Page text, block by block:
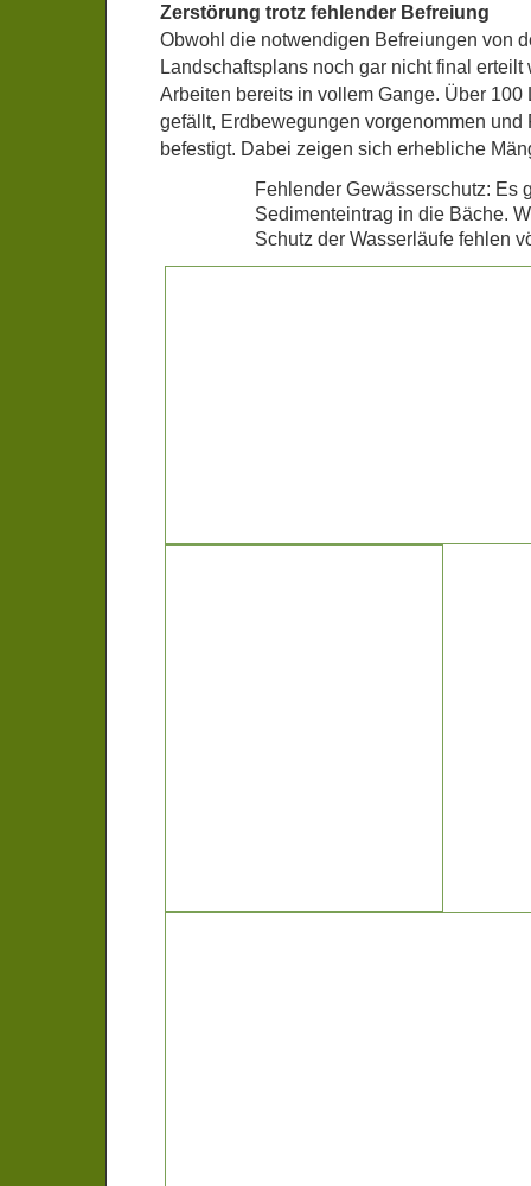
Zerstörung trotz fehlender Befreiung
Obwohl die notwendigen Befreiungen von
Landschaftsplans noch gar nicht final erteilt
Arbeiten bereits in vollem Gange. Über 100
gefällt, Erdbewegungen vorgenommen und
befestigt. Dabei zeigen sich erhebliche
Fehlender Gewässerschutz: Es
Sedimenteintrag in die Bäche.
Schutz der Wasserläufe fehlen